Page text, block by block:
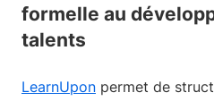
formelle au
talents
LearnUpon permet de